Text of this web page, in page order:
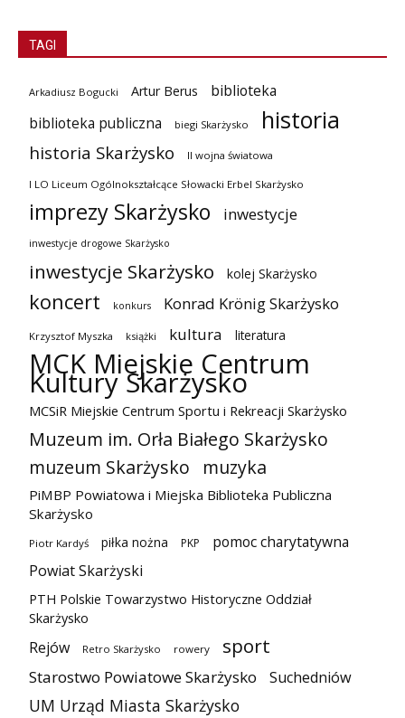
TAGI
Arkadiusz Bogucki Artur Berus
biblioteka
biblioteka publiczna
biegi Skarżysko historia
historia Skarżysko II wojna światowa
I LO Liceum Ogólnokształcące Słowacki Erbel Skarżysko
imprezy Skarżysko inwestycje
inwestycje drogowe Skarżysko
inwestycje Skarżysko kolej Skarżysko
koncert konkurs Konrad Krönig Skarżysko
Krzysztof Myszka książki kultura literatura
MCK Miejskie Centrum
Kultury Skarżysko
MCSiR Miejskie Centrum Sportu i Rekreacji Skarżysko
Muzeum im. Orła Białego Skarżysko
muzeum Skarżysko
muzyka
PiMBP Powiatowa i Miejska Biblioteka Publiczna
Skarżysko
Piotr Kardyś piłka nożna PKP
pomoc charytatywna
Powiat Skarżyski
PTH Polskie Towarzystwo Historyczne Oddział
Skarżysko
Rejów Retro Skarżysko rowery sport
Starostwo Powiatowe Skarżysko Suchedniów
UM Urząd Miasta Skarżysko